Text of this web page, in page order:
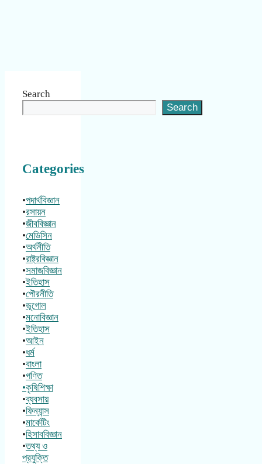
Search
Search
Categories
•পদার্থবিজ্ঞান
•রসায়ন
•জীববিজ্ঞান
•মেডিসিন
•অর্থনীতি
•রাষ্ট্রবিজ্ঞান
•সমাজবিজ্ঞান
•ইতিহাস
•পৌরনীতি
•ভূগোল
•মনোবিজ্ঞান
•ইতিহাস
•আইন
•ধর্ম
•বাংলা
•গণিত
•কৃষিশিক্ষা
•ব্যবসায়
•ফিন্যান্স
•মার্কেটিং
•হিসাববিজ্ঞান
•তথ্য ও
প্রযুক্তি